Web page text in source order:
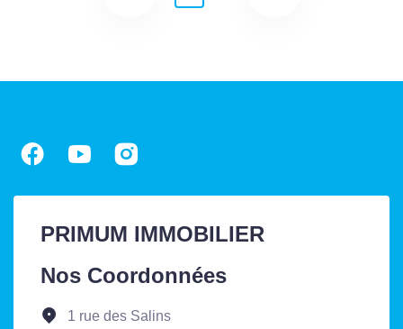
PRIMUM IMMOBILIER
Nos Coordonnées
1 rue des Salins